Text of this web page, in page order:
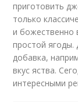
приготовить
только
и божественно
простой ягоды.
добавка,
вкус яства.
интересными